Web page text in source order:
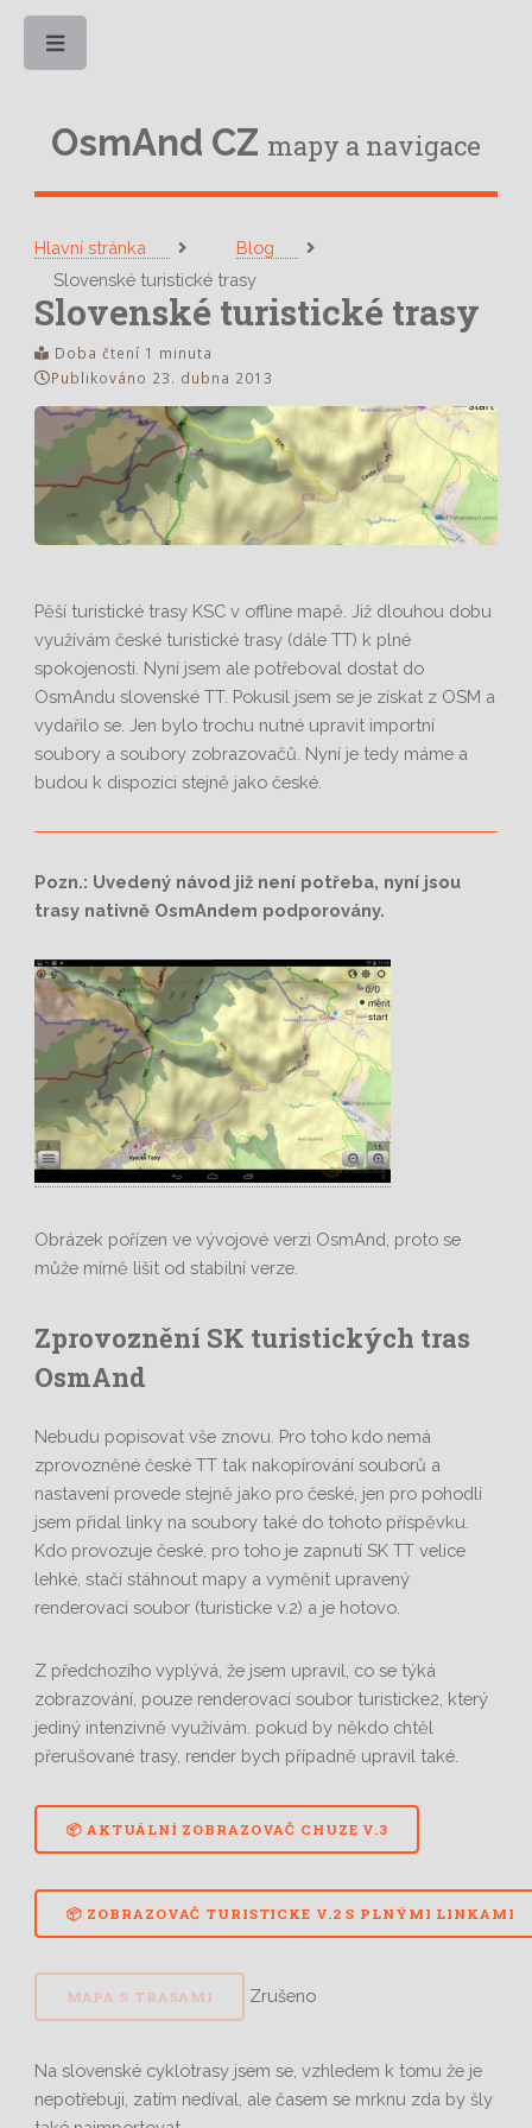
OsmAnd CZ mapy a navigace
Hlavní stránka
Blog
Slovenské turistické trasy
Slovenské turistické trasy
Doba čtení 1 minuta
Publikováno 23. dubna 2013
Pěší turistické trasy KSC v offline mapě. Již dlouhou dobu
využívám české turistické trasy (dále TT) k plné
spokojenosti. Nyní jsem ale potřeboval dostat do
OsmAndu slovenské TT. Pokusil jsem se je získat z OSM a
vydařilo se. Jen bylo trochu nutné upravit importní
soubory a soubory zobrazovačů. Nyní je tedy máme a
budou k dispozici stejně jako české.
Pozn.: Uvedený návod již není potřeba, nyní jsou
trasy nativně OsmAndem podporovány.
Obrázek pořízen ve vývojové verzi OsmAnd, proto se
může mírně lišit od stabilní verze.
Zprovoznění SK turistických tras
OsmAnd
Nebudu popisovat vše znovu. Pro toho kdo nemá
zprovozněné české TT tak nakopírování souborů a
nastavení provede stejně jako pro české, jen pro pohodlí
jsem přidal linky na soubory také do tohoto příspěvku.
Kdo provozuje české, pro toho je zapnutí SK TT velice
lehké, stačí stáhnout mapy a vyměnit upravený
renderovací soubor (turisticke v.2) a je hotovo.
Z předchozího vyplývá, že jsem upravil, co se týká
zobrazování, pouze renderovací soubor turisticke2, který
jediný intenzivně využívám. pokud by někdo chtěl
přerušované trasy, render bych případně upravil také.
📦 AKTUÁLNÍ ZOBRAZOVAČ CHUZE V.3
📦 ZOBRAZOVAČ TURISTICKE V.2 S PLNÝMI LINKAMI
MAPA S TRASAMI Zrušeno
Na slovenské cyklotrasy jsem se, vzhledem k tomu že je
nepotřebuji, zatím nedíval, ale časem se mrknu zda by šly